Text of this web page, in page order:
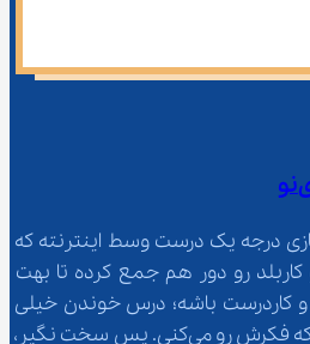
درجه یک درست وسط اینترنته که
خفن و کاربلد رو دور هم جمع کرده تا بهت
کاردرست باشه؛ درس خوندن خیلی
آسون‌تر و باحال‌تر از چیزیه که فکرش رو می‌کنی. پس سخت نگیر،